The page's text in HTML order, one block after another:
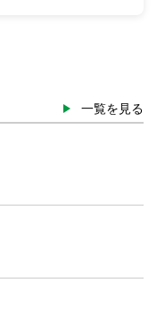
一覧を見る